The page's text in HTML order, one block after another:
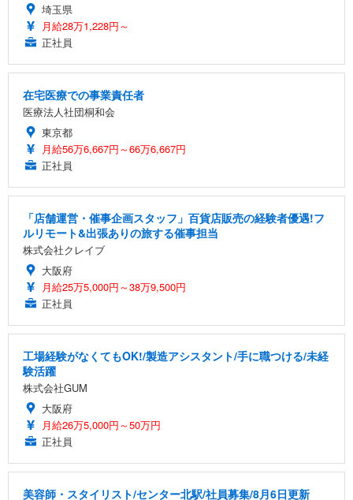
埼玉県
月給28万1,228円～
正社員
在宅医療での事業責任者
医療法人社団桐和会
東京都
月給56万6,667円～66万6,667円
正社員
「店舗運営・催事企画スタッフ」百貨店販売の経験者優遇!フ
ルリモート&出張ありの旅する催事担当
株式会社クレイブ
大阪府
月給25万5,000円～38万9,500円
正社員
工場経験がなくてもOK!/製造アシスタント/手に職つける/未経
験活躍
株式会社GUM
大阪府
月給26万5,000円～50万円
正社員
美容師・スタイリスト/センター北駅/社員募集/8月6日更新